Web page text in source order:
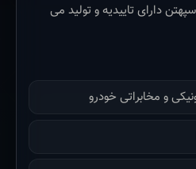
دارای تاییدیه و تولید می
و مخابراتی خودرو